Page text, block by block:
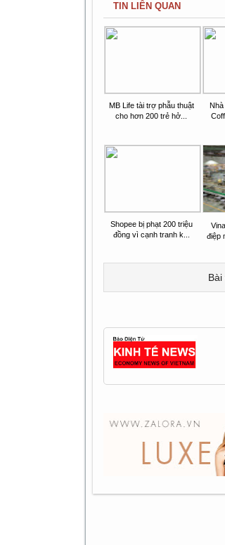
TIN LIÊN QUAN
MB Life tài trợ phẫu thuật
cho hơn 200 trẻ hở...
Nhà
Shopee bị phạt 200 triệu
đồng vì cạnh tranh k...
điệp